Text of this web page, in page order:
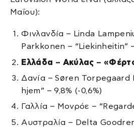
Μαΐου):
Φινλανδία – Linda
Parkkonen – “Liekinheitin”
Ελλάδα – Ακύλας –
Δανία – Søren Torpegaard
hjem” – 9,8% (-0,6%)
Γαλλία – Μονρόε –
Αυστραλία – Delta